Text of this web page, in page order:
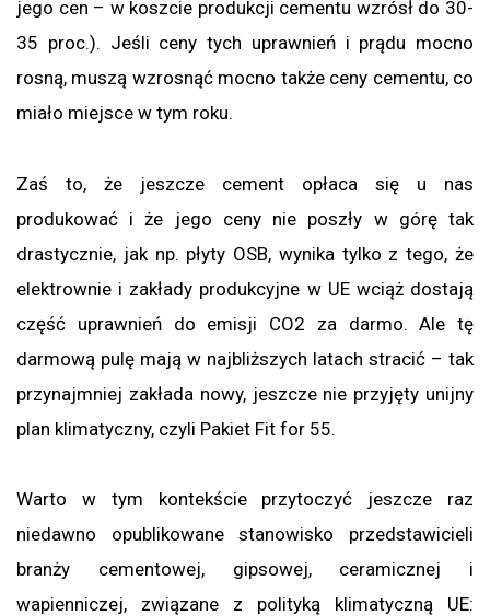
jego cen – w koszcie produkcji cementu wzrósł do 30-
35 proc.). Jeśli ceny tych uprawnień i prądu mocno
rosną, muszą wzrosnąć mocno także ceny cementu, co
miało miejsce w tym roku.
Zaś to, że jeszcze cement opłaca się u nas
produkować i że jego ceny nie poszły w górę tak
drastycznie, jak np. płyty OSB, wynika tylko z tego, że
elektrownie i zakłady produkcyjne w UE wciąż dostają
część uprawnień do emisji CO2 za darmo. Ale tę
darmową pulę mają w najbliższych latach stracić – tak
przynajmniej zakłada nowy, jeszcze nie przyjęty unijny
plan klimatyczny, czyli Pakiet Fit for 55.
Warto w tym kontekście przytoczyć jeszcze raz
niedawno opublikowane stanowisko przedstawicieli
branży cementowej, gipsowej, ceramicznej i
wapienniczej, związane z polityką klimatyczną UE: